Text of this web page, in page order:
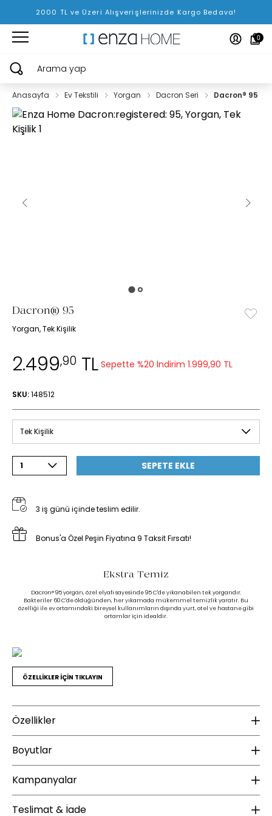
2000 TL ve Üzeri Alışverişlerinizde Kargo Bedava!
0
Arama yap
Anasayfa Ev Tekstili Yorgan Dacron Seri Dacron® 95
Dacron® 95
Yorgan, Tek Kişilik
2.499,90 TL Sepette %20 İndirim 1.999,90 TL
SKU:148512
Tek Kişilik
1 SEPETE EKLE
3 iş günü içinde teslim edilir.
Bonus'a Özel Peşin Fiyatına 9 Taksit Fırsatı!
Ekstra Temiz
Dacron® 95 yorgan, özel elyafı sayesinde 95 C'de yıkanabilen tek yorgandır.
Bakteriler 60 C'de öldüğünden, her yıkamada mükemmel temizlik yaratır. Bu
özelliği ile ev ortamındaki bireysel kullanımların dışında yurt, otel ve hastane gibi
ortamlar için idealdir.
ÖZELLİKLER İÇİN TIKLAYIN
Özellikler
Mevsim Özelliği :
Ilık - 4 Mevsim
Yıkama Talimatı :
Boyutlar
Yükseklik (mm) :
Kampanyalar
ÜCRETSİZ KARGO
Teslimat & İade